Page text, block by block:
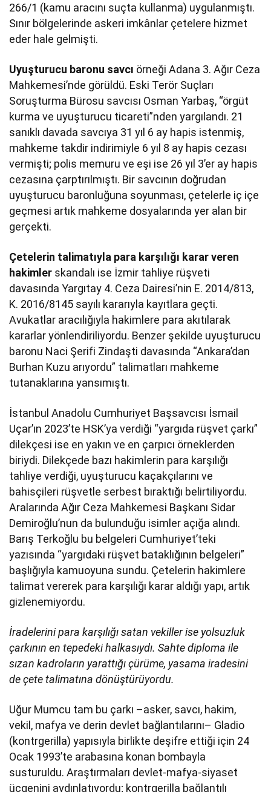
266/1 (kamu aracını suçta kullanma) uygulanmıştı.
Sınır bölgelerinde askeri imkânlar çetelere hizmet
eder hale gelmişti.
Uyuşturucu baronu savcı örneği Adana 3. Ağır Ceza
Mahkemesi’nde görüldü. Eski Terör Suçları
Soruşturma Bürosu savcısı Osman Yarbaş, “örgüt
kurma ve uyuşturucu ticareti”nden yargılandı. 21
sanıklı davada savcıya 31 yıl 6 ay hapis istenmiş,
mahkeme takdir indirimiyle 6 yıl 8 ay hapis cezası
vermişti; polis memuru ve eşi ise 26 yıl 3’er ay hapis
cezasına çarptırılmıştı. Bir savcının doğrudan
uyuşturucu baronluğuna soyunması, çetelerle iç içe
geçmesi artık mahkeme dosyalarında yer alan bir
gerçekti.
Çetelerin talimatıyla para karşılığı karar veren
hakimler skandalı ise İzmir tahliye rüşveti
davasında Yargıtay 4. Ceza Dairesi’nin E. 2014/813,
K. 2016/8145 sayılı kararıyla kayıtlara geçti.
Avukatlar aracılığıyla hakimlere para akıtılarak
kararlar yönlendiriliyordu. Benzer şekilde uyuşturucu
baronu Naci Şerifi Zindaşti davasında “Ankara’dan
Burhan Kuzu arıyordu” talimatları mahkeme
tutanaklarına yansımıştı.
İstanbul Anadolu Cumhuriyet Başsavcısı İsmail
Uçar’ın 2023’te HSK’ya verdiği “yargıda rüşvet çarkı”
dilekçesi ise en yakın ve en çarpıcı örneklerden
biriydi. Dilekçede bazı hakimlerin para karşılığı
tahliye verdiği, uyuşturucu kaçakçılarını ve
bahisçileri rüşvetle serbest bıraktığı belirtiliyordu.
Aralarında Ağır Ceza Mahkemesi Başkanı Sidar
Demiroğlu’nun da bulunduğu isimler açığa alındı.
Barış Terkoğlu bu belgeleri Cumhuriyet’teki
yazısında “yargıdaki rüşvet bataklığının belgeleri”
başlığıyla kamuoyuna sundu. Çetelerin hakimlere
talimat vererek para karşılığı karar aldığı yapı, artık
gizlenemiyordu.
İradelerini para karşılığı satan vekiller ise yolsuzluk
çarkının en tepedeki halkasıydı. Sahte diploma ile
sızan kadroların yarattığı çürüme, yasama iradesini
de çete talimatına dönüştürüyordu.
Uğur Mumcu tam bu çarkı –asker, savcı, hakim,
vekil, mafya ve derin devlet bağlantılarını– Gladio
(kontrgerilla) yapısıyla birlikte deşifre ettiği için 24
Ocak 1993’te arabasına konan bombayla
susturuldu. Araştırmaları devlet-mafya-siyaset
üçgenini aydınlatıyordu; kontrgerilla bağlantılı